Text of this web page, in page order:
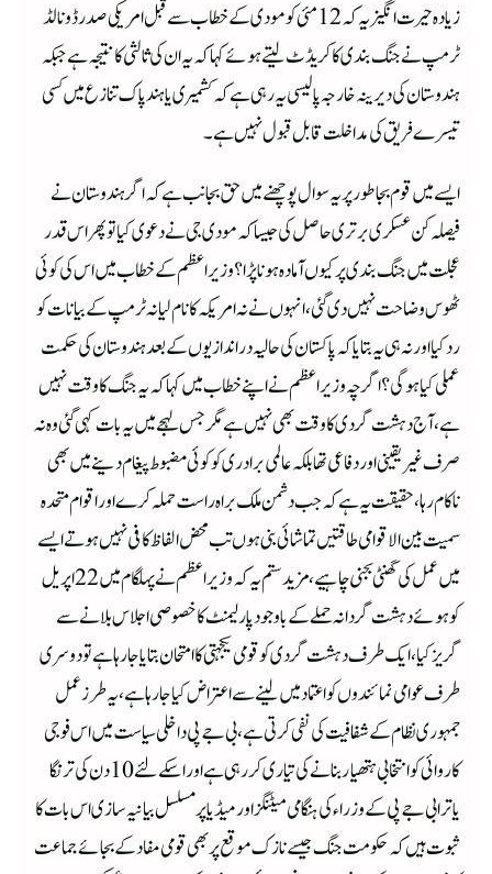
زیادہ حیرت انگیز یہ کہ 12 مئی کو مودی کے خطاب سے قبل امریکی صدر ڈونالڈ
ٹرمپ نے جنگ بندی کا کریڈٹ لیتے ہوئے کہا کہ یہ ان کی ثالثی کا نتیجہ ہے جبکہ
ہندوستان کی دیرینہ خارجہ پالیسی یہ رہی ہے کہ کشمیری یا ہند پاک تنازع میں کسی
تیسرے فریق کی مداخلت قابل قبول نہیں ہے۔
ایسے میں قوم بجا طور پر یہ سوال پوچھنے میں حق بجانب ہے کہ اگر ہندوستان نے
فیصلہ کن عسکری برتری حاصل کی جیسا کہ مودی جی نے دعوی کیا تو پھر اس قدر
عجلت میں جنگ بندی پر کیوں آمادہ ہونا پڑا ؟ وزیراعظم کے خطاب میں اس کی کوئی
ٹھوس وضاحت نہیں دی گئی،انہوں نے نہ امریکہ کا نام لیا نہ ٹرمپ کے بیانات کو
رد کیا اور نہ ہی یہ بتایا کہ پاکستان کی حالیہ در اندازیوں کے بعد ہندوستان کی حکمت
عملی کیا ہوگی؟ اگرچہ وزیراعظم نے اپنے خطاب میں کہا کہ یہ جنگ کا وقت نہیں
ہے،آج دہشت گردی کا وقت بھی نہیں ہے مگر جس لہجے میں یہ بات کہی گئی وہ نہ
صرف غیر یقینی اور دفاعی تھا بلکہ عالمی برادری کو کوئی مضبوط پیغام دینے میں بھی
ناکام رہا،حقیقت یہ ہے کہ جب دشمن ملک براہ راست حملہ کرے اور اقوام متحدہ
سمیت بین الاقوامی طاقتیں تماشائی بنی ہوں تب محض الفاظ کافی نہیں ہوتے ایسے
میں عمل کی گھنٹی بجنی چاہیے،مزید ستم یہ کہ وزیراعظم نے پہلگام میں 22 اپریل
کو ہوئے دہشت گردانہ حملے کے باوجود پارلیمنٹ کا خصوصی اجلاس بلانے سے
گریز کیا،ایک طرف دہشت گردی کو قومی یکجہتی کا امتحان بتایا جا رہا ہے تو دوسری
طرف عوامی نمائندوں کو اعتماد میں لینے سے اعتراض کیا جا رہا ہے،یہ طرز عمل
جمہوری نظام کے شفافیت کی نفی کرتی ہے،بی جے پی داخلی سیاست میں اس فوجی
کاروائی کو انتخابی ہتھیار بنانے کی تیاری کررہی ہے اوراسکےلئے 10 دن کی ترنگا
یاترا بی جے پی کے وزراء کی ہنگامی میٹنگز اور میڈیا پر مسلسل بیانیہ سازی اس بات کا
ثبوت ہیں کہ حکومت جنگ جیسے نازک موقع پر بھی قومی مفاد کے بجائے جماعت